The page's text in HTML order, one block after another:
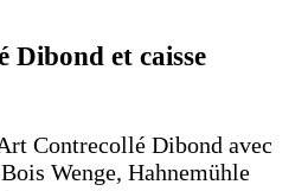
Dibond et caisse
Contrecollé Dibond avec
Wenge, Hahnemühle